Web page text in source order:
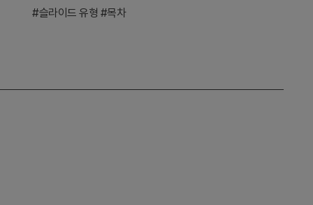
#슬라이드 유형 #목차